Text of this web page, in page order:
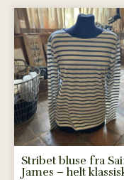
Stribet bluse fra
James – helt
Dette
vare
har
flere
varianter.
Mulighederne
kan
vælges
varesiden